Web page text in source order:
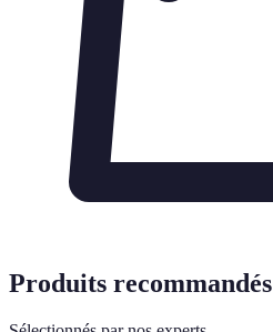
Produits recommandés